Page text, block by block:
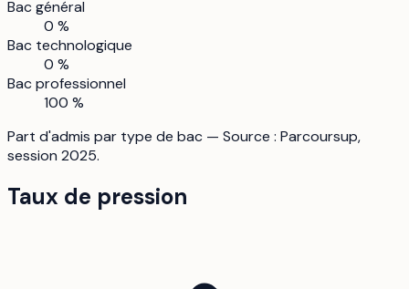
Bac général
0 %
Bac technologique
0 %
Bac professionnel
100 %
Part d'admis par type de bac — Source : Parcoursup,
session 2025.
Taux de pression